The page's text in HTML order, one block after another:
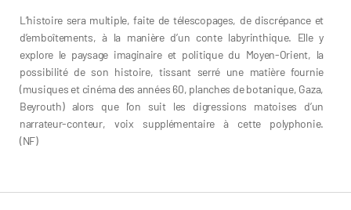
L’histoire sera multiple, faite de télescopages, de discrépance et
d’emboîtements, à la manière d’un conte labyrinthique. Elle y
explore le paysage imaginaire et politique du Moyen-Orient, la
possibilité de son histoire, tissant serré une matière fournie
(musiques et cinéma des années 60, planches de botanique, Gaza,
Beyrouth) alors que l’on suit les digressions matoises d’un
narrateur-conteur, voix supplémentaire à cette polyphonie.
(NF)Basma Alsharif